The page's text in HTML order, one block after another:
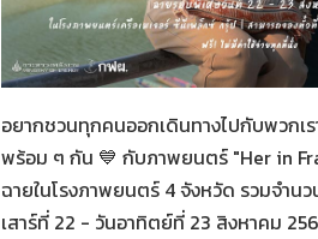
07-08-2569
Her in Frame
อยากชวนทุกคนออกเดินทางไปกับพวกเร
พร้อม ๆ กัน 💙 กับภาพยนตร์ "Her in
ฉายในโรงภาพยนตร์ 4 จังหวัด รวมจำน
เสาร์ที่ 22 - วันอาทิตย์ที่ 23 สิงหาคม